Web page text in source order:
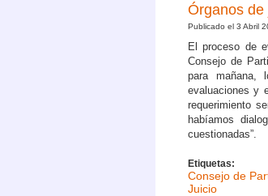
Órganos
Publicado el 3 Abril
El proceso de
Consejo de
para mañana,
evaluaciones y
requerimiento
habíamos
cuestionadas”.
Etiquetas:
Consejo de
Juicio